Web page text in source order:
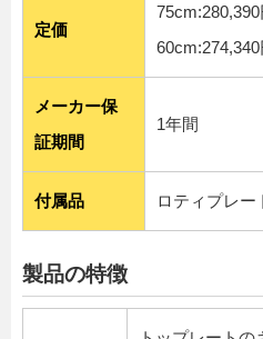
定価
75cm:280,390
60cm:274,340
メーカー保
証期間
1年間
付属品 ロティプレー
製品の特徴